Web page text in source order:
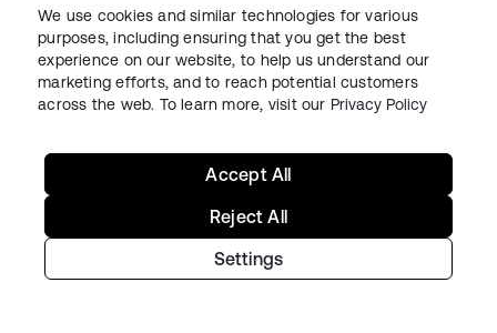
cliente y de la integración”.
Okta Identity Cloud reforzó la seguridad en
todos los lugares adecuados, sumó
acceso basadas en políticas y garantizó una
experiencia del cliente más fluida que ya no
requería que los usuarios iniciaran sesión
We use cookies and similar technologies for various
purposes, including ensuring that you get the best
experience on our website, to help us understand our
marketing efforts, and to reach potential customers
across the web. To learn more, visit our Privacy Policy
Settings
Reject All
Accept All